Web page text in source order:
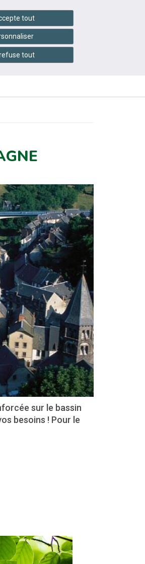
en ligne
NOUS
sur le bassin
besoins ! Pour le
tout
tout